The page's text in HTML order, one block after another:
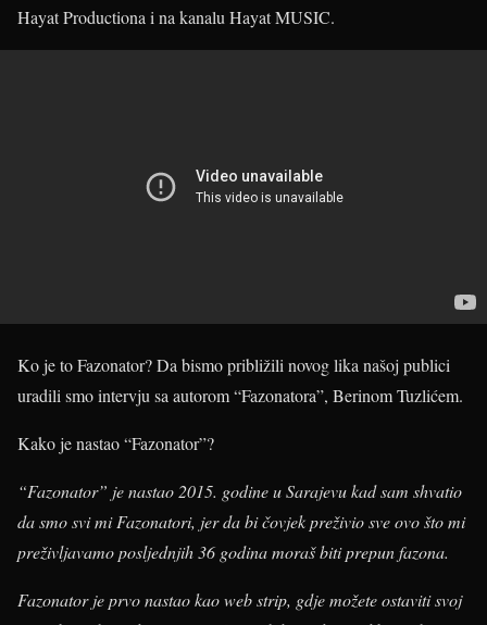
Hayat Productiona i na kanalu Hayat MUSIC.
Ko je to Fazonator? Da bismo približili novog lika našoj publici
uradili smo intervju sa autorom “Fazonatora”, Berinom Tuzlićem.
Kako je nastao “Fazonator”?
“Fazonator” je nastao 2015. godine u Sarajevu kad sam shvatio
da smo svi mi Fazonatori, jer da bi čovjek preživio sve ovo što mi
preživljavamo posljednjih 36 godina moraš biti prepun fazona.
Fazonator je prvo nastao kao web strip, gdje možete ostaviti svoj